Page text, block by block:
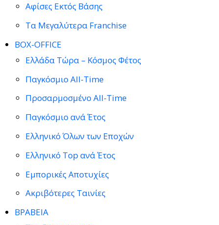
Αφίσες Εκτός Βάσης
Τα Μεγαλύτερα Franchise
BOX-OFFICE
Ελλάδα Τώρα – Κόσμος Φέτος
Παγκόσμιο All-Time
Προσαρμοσμένο All-Time
Παγκόσμιο ανά Έτος
Ελληνικό Όλων των Εποχών
Ελληνικό Top ανά Έτος
Εμπορικές Αποτυχίες
Ακριβότερες Ταινίες
ΒΡΑΒΕΙΑ